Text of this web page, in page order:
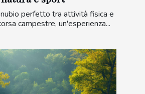
perfetto tra attività fisica e
campestre, un'esperienza...